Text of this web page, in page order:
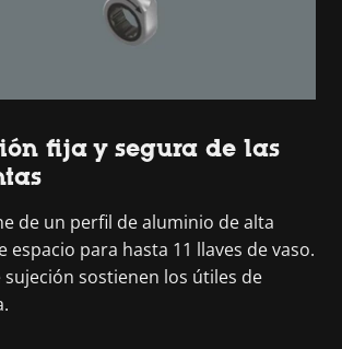
fija y segura de las
de un perfil de aluminio de alta
espacio para hasta 11 llaves de vaso.
sujeción sostienen los útiles de